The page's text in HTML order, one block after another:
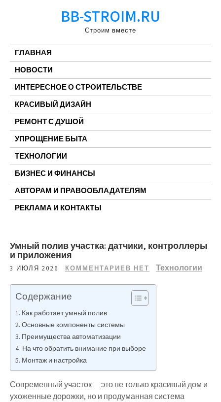
BB-STROIM.RU
Строим вместе
ГЛАВНАЯ
НОВОСТИ
ИНТЕРЕСНОЕ О СТРОИТЕЛЬСТВЕ
КРАСИВЫЙ ДИЗАЙН
РЕМОНТ С ДУШОЙ
УПРОЩЕНИЕ БЫТА
ТЕХНОЛОГИИ
БИЗНЕС И ФИНАНСЫ
АВТОРАМ И ПРАВООБЛАДАТЕЛЯМ
РЕКЛАМА И КОНТАКТЫ
Умный полив участка: датчики, контроллеры
и приложения
3 ИЮЛЯ 2026 КОММЕНТАРИЕВ НЕТ Технологии
Содержание
Как работает умный полив
Основные компоненты системы
Преимущества автоматизации
На что обратить внимание при выборе
Монтаж и настройка
Современный участок — это не только красивый дом и
ухоженные дорожки, но и продуманная система